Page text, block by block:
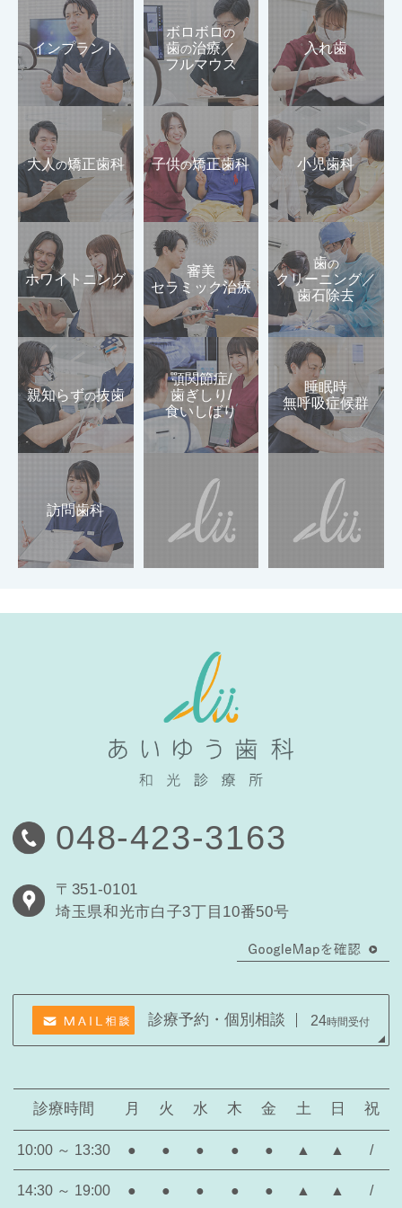
インプラント
ボロボロの
歯の治療／
フルマウス
入れ歯
大人の矯正歯科 子供の矯正歯科 小児歯科
ホワイトニング
審美
セラミック治療
歯の
クリーニング／
歯石除去
親知らずの抜歯
顎関節症/
歯ぎしり/
食いしばり
睡眠時
無呼吸症候群
訪問歯科
048-423-3163
〒351-0101
埼玉県和光市白子3丁目10番50号
診療予約・個別相談 24時間受付
診療時間 月 火 水 木 金 土 日 祝
10:00 ～ 13:30 ● ● ● ● ● ▲ ▲ /
14:30 ～ 19:00 ● ● ● ● ● ▲ ▲ /